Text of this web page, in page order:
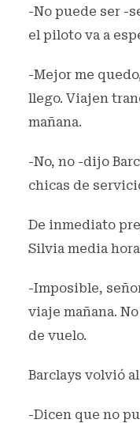
-No puede ser -
el piloto va a
-Mejor me
llego. Viajen
mañana.
-No, no -dijo
chicas de
De inmediato
Silvia media hora
-Imposible,
viaje mañana.
de vuelo.
Barclays volvió
-Dicen que no